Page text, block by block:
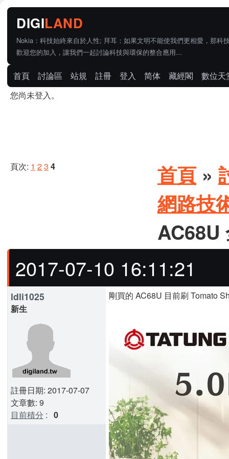
Nokia：科技始終來自於人性; 拜耳：如果文明不能使我們更相愛，那科
歡迎您的加入，讓我們一起討論科技與環保的整合應用...
首頁 討論區 站規 註冊 登入 简体 藏經閣
數位天
您尚未登入。
頁次: 1 23 4 首頁 »
網路技
AC68U
2017-07-10 16:11:21
ldli1025
新生
註冊日期: 2017-07-07
文章數: 9
目前積分 : 0
剛買的 AC68U 目前刷 Tomato